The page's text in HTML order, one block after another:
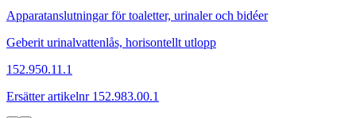
Apparatanslutningar för toaletter, urinaler och bidéer
Geberit urinalvattenlås, horisontellt utlopp
152.950.11.1
Ersätter artikelnr 152.983.00.1